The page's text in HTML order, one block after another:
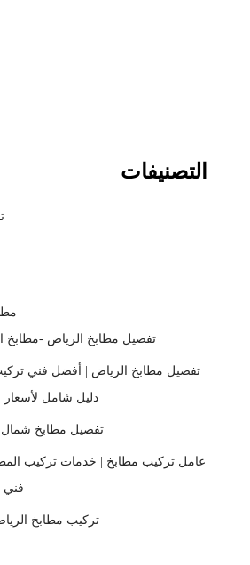
التصنيفات
تفصيل مطابخ الرياض -
تفصيل مطابخ الرياض | أفضل فني
دليل شامل لأسعار
تفصيل مطابخ شمال الرياض
عامل تركيب مطابخ | خدمات تركيب
فني
تركيب مطابخ الرياض حراج